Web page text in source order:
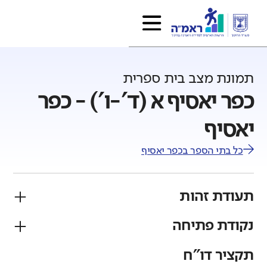
תמונת מצב בית ספרית
כפר יאסיף א (ד'-ו') - כפר
יאסיף
כל בתי הספר בכפר יאסיף
תעודת זהות
פיקוח
נקודת פתיחה
תקציר דו"ח